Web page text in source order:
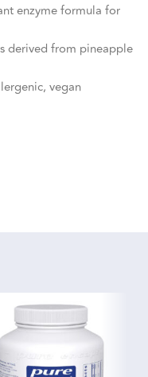
enzyme formula for
derived from pineapple
vegan